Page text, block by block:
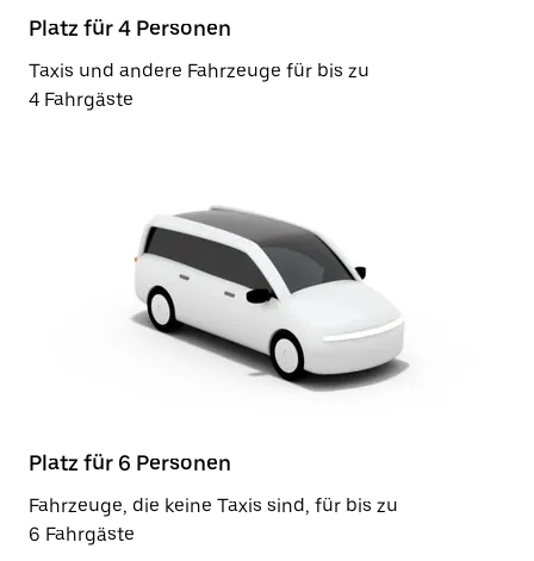
Platz für 4 Personen
Taxis und andere Fahrzeuge für bis zu
4 Fahrgäste
Platz für 6 Personen
Fahrzeuge, die keine Taxis sind, für bis zu
6 Fahrgäste